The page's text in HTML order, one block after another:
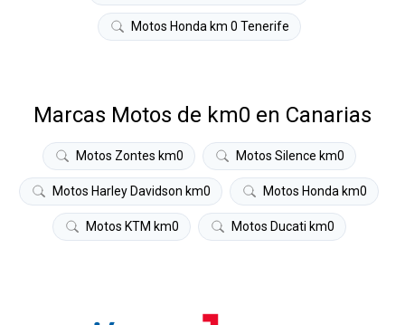
Motos Honda km 0 Tenerife
Marcas Motos de km0 en Canarias
Motos Zontes km0 Motos Silence km0
Motos Harley Davidson km0 Motos Honda km0
Motos KTM km0 Motos Ducati km0